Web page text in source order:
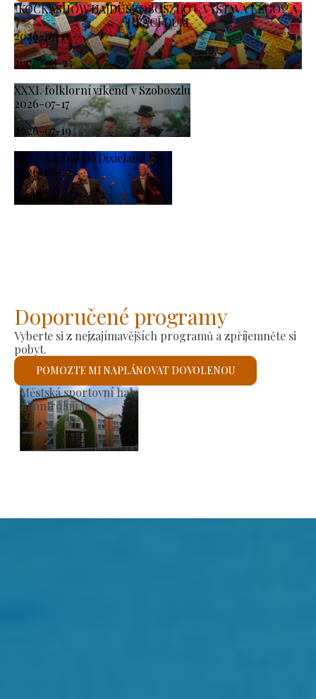
KOCKASHOW HAJDÚSZOBOSZLÓ – VÝSTAVA LEGO® A
HRACÍ DŮM
2026-07-11
-
2026-08-23
XXXI. folklorní víkend v Szoboszlu
2026-07-17
-
2026-07-19
XXXI. Szoboszló Dixieland Days
2026-08-21
-
2026-08-23
Doporučené programy
Vyberte si z nejzajímavějších programů a zpříjemněte si
pobyt.
POMOZTE MI NAPLÁNOVAT DOVOLENOU
Zbytky městského opevnění
Zkontroluji to